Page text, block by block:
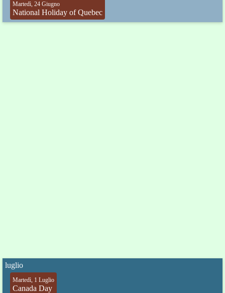
Martedì, 24 Giugno
National Holiday of Quebec
luglio
Martedì, 1 Luglio
Canada Day